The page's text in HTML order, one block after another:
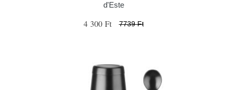
d'Este
4 300 Ft 7739 Ft